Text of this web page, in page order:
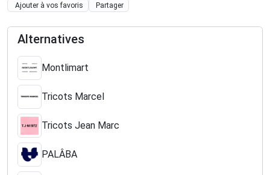
Ajouter à vos favoris Partager
Alternatives
Montlimart
Tricots Marcel
Tricots Jean Marc
PALÂBA